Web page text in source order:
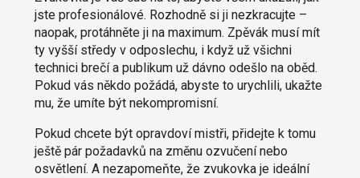
jste profesionálové. Rozhodně si ji nezkracujte –
naopak, protáhněte ji na maximum. Zpěvák musí mít
ty vyšší středy v odposlechu, i když už všichni
technici brečí a publikum už dávno odešlo na oběd.
Pokud vás někdo požádá, abyste to urychlili, ukažte
mu, že umíte být nekompromisní.
Pokud chcete být opravdoví mistři, přidejte k tomu
ještě pár požadavků na změnu ozvučení nebo
osvětlení. A nezapomeňte, že zvukovka je ideální